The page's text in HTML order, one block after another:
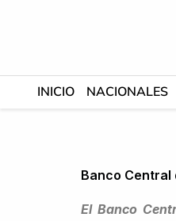
INICIO NACIONALES
Banco
El Banco